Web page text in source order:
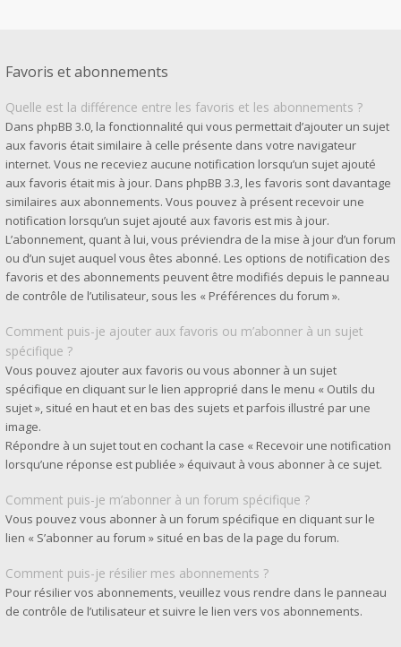
Favoris et abonnements
Quelle est la différence entre les favoris et les abonnements ?
Dans phpBB 3.0, la fonctionnalité qui vous permettait d’ajouter un sujet
aux favoris était similaire à celle présente dans votre navigateur
internet. Vous ne receviez aucune notification lorsqu’un sujet ajouté
aux favoris était mis à jour. Dans phpBB 3.3, les favoris sont davantage
similaires aux abonnements. Vous pouvez à présent recevoir une
notification lorsqu’un sujet ajouté aux favoris est mis à jour.
L’abonnement, quant à lui, vous préviendra de la mise à jour d’un forum
ou d’un sujet auquel vous êtes abonné. Les options de notification des
favoris et des abonnements peuvent être modifiés depuis le panneau
de contrôle de l’utilisateur, sous les « Préférences du forum ».
Comment puis-je ajouter aux favoris ou m’abonner à un sujet
spécifique ?
Vous pouvez ajouter aux favoris ou vous abonner à un sujet
spécifique en cliquant sur le lien approprié dans le menu « Outils du
sujet », situé en haut et en bas des sujets et parfois illustré par une
image.
Répondre à un sujet tout en cochant la case « Recevoir une notification
lorsqu’une réponse est publiée » équivaut à vous abonner à ce sujet.
Comment puis-je m’abonner à un forum spécifique ?
Vous pouvez vous abonner à un forum spécifique en cliquant sur le
lien « S’abonner au forum » situé en bas de la page du forum.
Comment puis-je résilier mes abonnements ?
Pour résilier vos abonnements, veuillez vous rendre dans le panneau
de contrôle de l’utilisateur et suivre le lien vers vos abonnements.